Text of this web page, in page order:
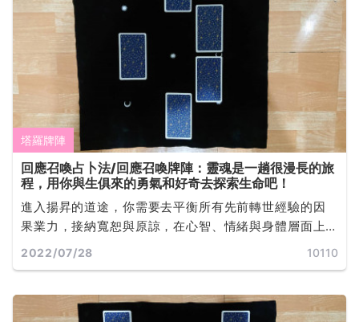
塔羅牌陣
回應召喚占卜法/回應召喚牌陣：靈魂是一趟很漫長的旅
程，用你與生俱來的勇氣和好奇去探索生命吧！
進入揚昇的道途，你需要去平衡所有先前轉世經驗的因
果業力，接納寬恕與原諒，在心智、情緒與身體層面上
自我淨化，學習靜心去傾聽來自宇宙源頭的回應... ...
2022/07/28 10110